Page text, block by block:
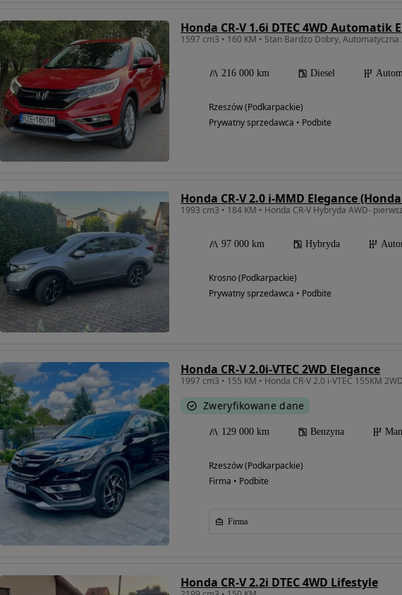
Honda CR-V 1.6i DTEC 4WD Automatik
1597 cm3 • 160 KM • Stan Bardzo Dobry,
216 000 km Diesel
Rzeszów (Podkarpackie)
Prywatny sprzedawca • Podbite
Honda CR-V 2.0 i-MMD Elegance
1993 cm3 • 184 KM • Honda CR-V Hybryda AWD-
97 000 km Hybryda
Krosno (Podkarpackie)
Prywatny sprzedawca • Podbite
Honda CR-V 2.0i-VTEC 2WD Elegance
1997 cm3 • 155 KM • Honda CR-V 2.0 i-VTEC 155KM
Zweryfikowane dane
129 000 km Benzyna
Rzeszów (Podkarpackie)
Firma • Podbite
Firma
Honda CR-V 2.2i DTEC 4WD Lifestyle